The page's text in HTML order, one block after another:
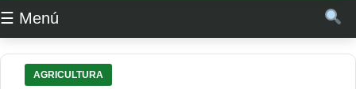
☰ Menú
AGRICULTURA